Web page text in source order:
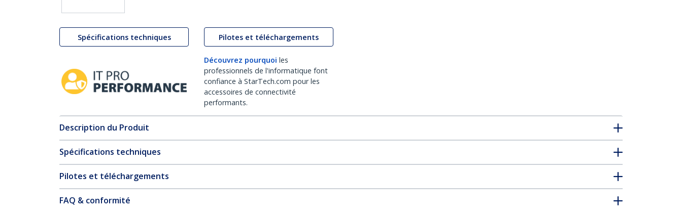
Spécifications techniques Pilotes et téléchargements
Découvrez pourquoi les
professionnels de l'informatique font
confiance à StarTech.com pour les
accessoires de connectivité
performants.
Description du Produit
Spécifications techniques
Pilotes et téléchargements
FAQ & conformité